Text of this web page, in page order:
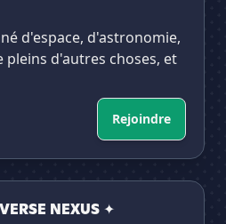
d'espace, d'astronomie,
pleins d'autres choses, et
Rejoindre
NEXUS ✦